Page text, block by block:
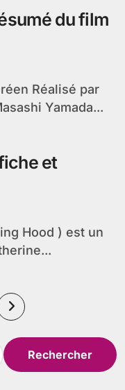
du film
Yamada...
et